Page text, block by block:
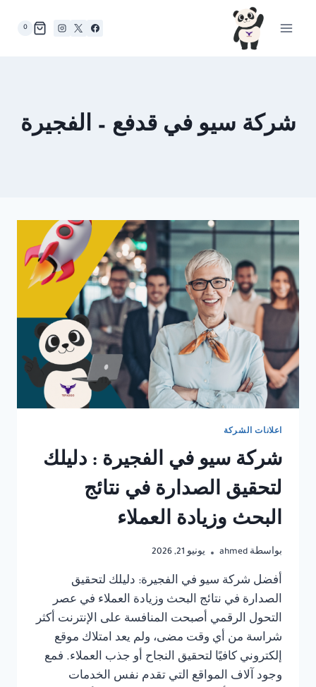
0
شركة سيو في قدفع – الفجيرة
اعلانات الشركة
شركة سيو في الفجيرة : دليلك
لتحقيق الصدارة في نتائج
البحث وزيادة العملاء
بواسطة ahmed يونيو 21, 2026
أفضل شركة سيو في الفجيرة: دليلك لتحقيق
الصدارة في نتائج البحث وزيادة العملاء في عصر
التحول الرقمي أصبحت المنافسة على الإنترنت أكثر
شراسة من أي وقت مضى، ولم يعد امتلاك موقع
إلكتروني كافيًا لتحقيق النجاح أو جذب العملاء. فمع
وجود آلاف المواقع التي تقدم نفس الخدمات